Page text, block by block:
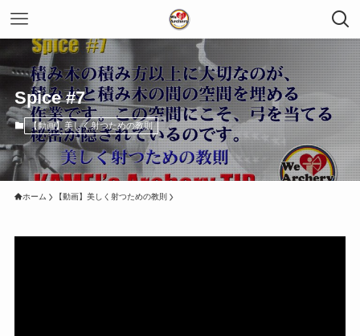
Spice #7
【動画】美しく射つための教則
ホーム 【動画】美しく射つための教則